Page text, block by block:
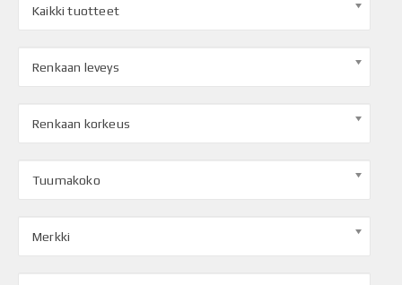
Kaikki tuotteet
Renkaan leveys
Renkaan korkeus
Tuumakoko
Merkki